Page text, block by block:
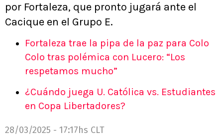
por Fortaleza, que pronto jugará ante el
Cacique en el Grupo E.
Fortaleza trae la pipa de la paz para Colo
Colo tras polémica con Lucero: “Los
respetamos mucho”
¿Cuándo juega U. Católica vs. Estudiantes
en Copa Libertadores?
28/03/2025 - 17:17hs CLT